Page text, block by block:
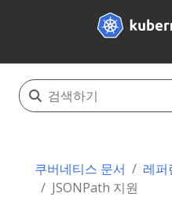
쿠버네티스 문서 레퍼
JSONPath 지원